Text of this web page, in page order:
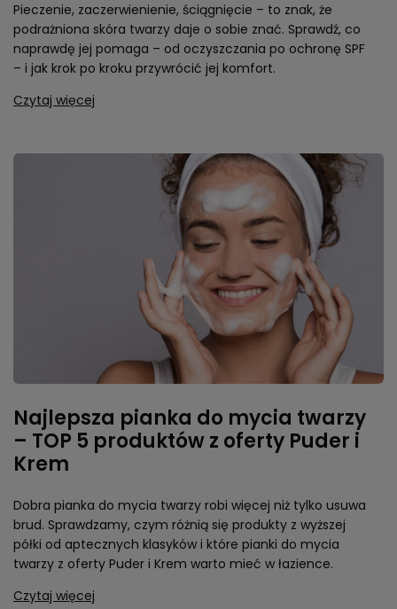
Pieczenie, zaczerwienienie, ściągnięcie – to znak, że
podrażniona skóra twarzy daje o sobie znać. Sprawdź, co
naprawdę jej pomaga – od oczyszczania po ochronę SPF
– i jak krok po kroku przywrócić jej komfort.
Czytaj więcej
Najlepsza pianka do mycia twarzy
– TOP 5 produktów z oferty Puder i
Krem
Dobra pianka do mycia twarzy robi więcej niż tylko usuwa
brud. Sprawdzamy, czym różnią się produkty z wyższej
półki od aptecznych klasyków i które pianki do mycia
twarzy z oferty Puder i Krem warto mieć w łazience.
Czytaj więcej